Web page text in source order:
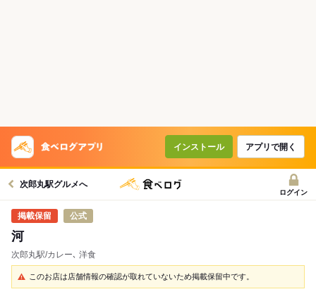
インストール アプリで開く
次郎丸駅グルメへ
ログイン
公式
河
次郎丸駅/カレー､ 洋食
このお店は店舗情報の確認が取れていないため掲載保留中です。